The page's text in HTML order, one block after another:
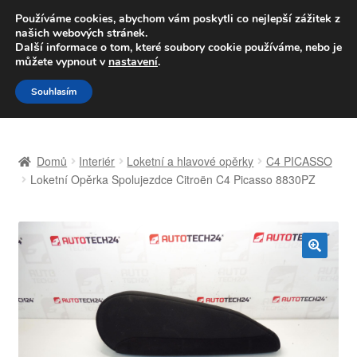
DOPRAVA od 139,-Kč
Volejte po-pá 9-16 704 494 494
Přeskočit
na
navigaci
Přejít
k
obsahu
Celosvětová doprava
Košík
Domů Interiér Loketní a hlavové opěrky
C4 PICASSO
Loketní Opěrka Spolujezdce Citroën C4 Picasso 8830PZ
Používáme cookies, abychom vám poskytli co nejlepší zážitek z
našich webových stránek.
Další informace o tom, které soubory cookie používáme, nebo je
můžete vypnout v nastavení.
Souhlasím